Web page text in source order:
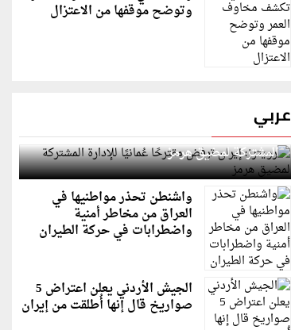
وتوضح موقفها من الاعتزال
عربي
رويترز: إيران ترفض مقترحًا عُمانيًا للإدارة
المشتركة لمضيق هرمز
واشنطن تحذر مواطنيها في
العراق من مخاطر أمنية
واضطرابات في حركة الطيران
الجيش الأردني يعلن اعتراض 5
صواريخ قال إنها أُطلقت من إيران